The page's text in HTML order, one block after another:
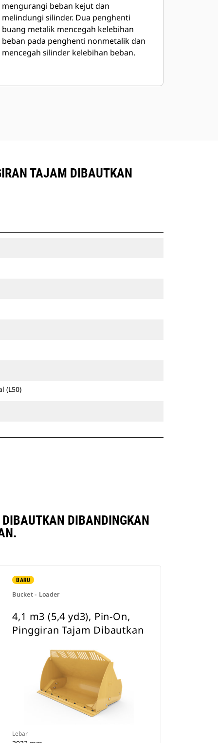
mengurangi beban kejut dan
melindungi silinder. Dua penghenti
buang metalik mencegah kelebihan
beban pada penghenti nonmetalik dan
mencegah silinder kelebihan beban.
TAJAM DIBAUTKAN
(L50)
DIBANDINGKAN
BARU
Bucket - Loader
4,1 m3 (5,4 yd3), Pin-On,
Pinggiran Tajam Dibautkan
Lebar